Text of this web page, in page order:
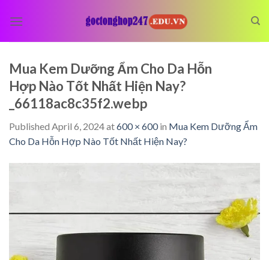
Mua Kem Dưỡng Ẩm Cho Da Hỗn
Hợp Nào Tốt Nhất Hiện Nay?
_66118ac8c35f2.webp
Published April 6, 2024at600 × 600in Mua Kem Dưỡng Ẩm
Cho Da Hỗn Hợp Nào Tốt Nhất Hiện Nay?